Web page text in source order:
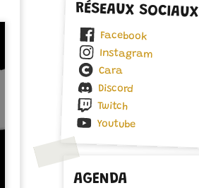
RÉSEAUX SOCIAUX
Facebook
Instagram
Cara
Discord
Twitch
Youtube
AGENDA